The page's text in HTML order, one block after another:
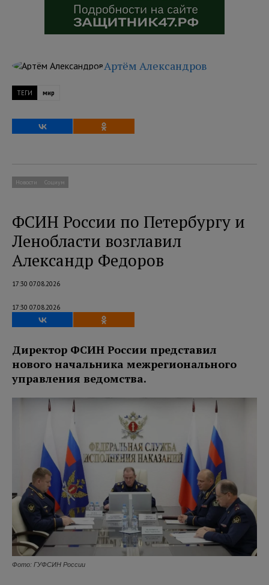
Артём Александров
ТЕГИ мир
Новости Социум
ФСИН России по Петербургу и
Ленобласти возглавил
Александр Федоров
17:30 07.08.2026
17:30 07.08.2026
Директор ФСИН России представил
нового начальника межрегионального
управления ведомства.
Фото: ГУФСИН России